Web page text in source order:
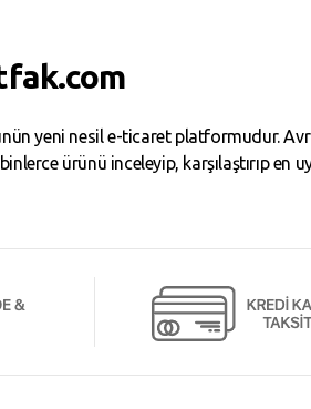
yeni nesil e-ticaret platformudur.
ürünü inceleyip, karşılaştırıp en